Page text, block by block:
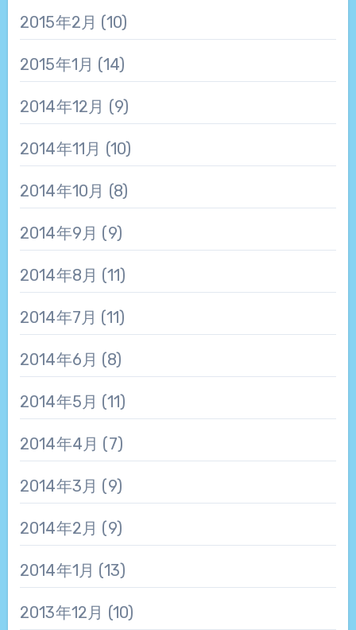
2015年2月 (10)
2015年1月 (14)
2014年12月 (9)
2014年11月 (10)
2014年10月 (8)
2014年9月 (9)
2014年8月 (11)
2014年7月 (11)
2014年6月 (8)
2014年5月 (11)
2014年4月 (7)
2014年3月 (9)
2014年2月 (9)
2014年1月 (13)
2013年12月 (10)